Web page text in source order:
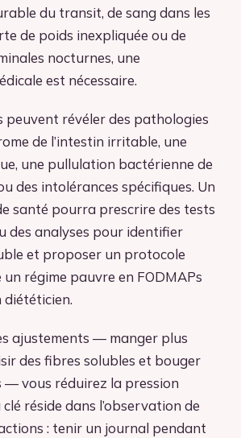
du transit, de sang dans les
de poids inexpliquée ou de
nocturnes, une
est nécessaire.
peuvent révéler des pathologies
de l’intestin irritable, une
une pullulation bactérienne de
des intolérances spécifiques. Un
santé pourra prescrire des tests
des analyses pour identifier
et proposer un protocole
régime pauvre en FODMAPs
diététicien.
ajustements — manger plus
des fibres solubles et bouger
— vous réduirez la pression
réside dans l’observation de
: tenir un journal pendant